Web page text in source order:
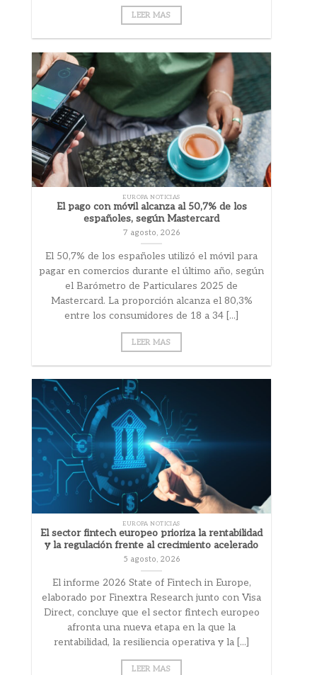
LEER MAS
EUROPA NOTICIAS
El pago con móvil alcanza al 50,7% de los
españoles, según Mastercard
7 agosto, 2026
El 50,7% de los españoles utilizó el móvil para
pagar en comercios durante el último año, según
el Barómetro de Particulares 2025 de
Mastercard. La proporción alcanza el 80,3%
entre los consumidores de 18 a 34 [...]
LEER MAS
EUROPA NOTICIAS
El sector fintech europeo prioriza la rentabilidad
y la regulación frente al crecimiento acelerado
5 agosto, 2026
El informe 2026 State of Fintech in Europe,
elaborado por Finextra Research junto con Visa
Direct, concluye que el sector fintech europeo
afronta una nueva etapa en la que la
rentabilidad, la resiliencia operativa y la [...]
LEER MAS